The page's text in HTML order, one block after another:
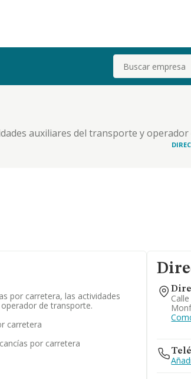
Buscar
auxiliares del transporte y operador
por carretera, las actividades
de transporte.
carretera
por carretera